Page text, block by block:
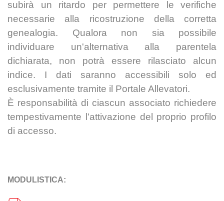
subirà un ritardo per permettere le verifiche
necessarie alla ricostruzione della corretta
genealogia. Qualora non sia possibile
individuare un'alternativa alla parentela
dichiarata, non potrà essere rilasciato alcun
indice. I dati saranno accessibili solo ed
esclusivamente tramite il Portale Allevatori.
È responsabilità di ciascun associato richiedere
tempestivamente l'attivazione del proprio profilo
di accesso.
MODULISTICA: